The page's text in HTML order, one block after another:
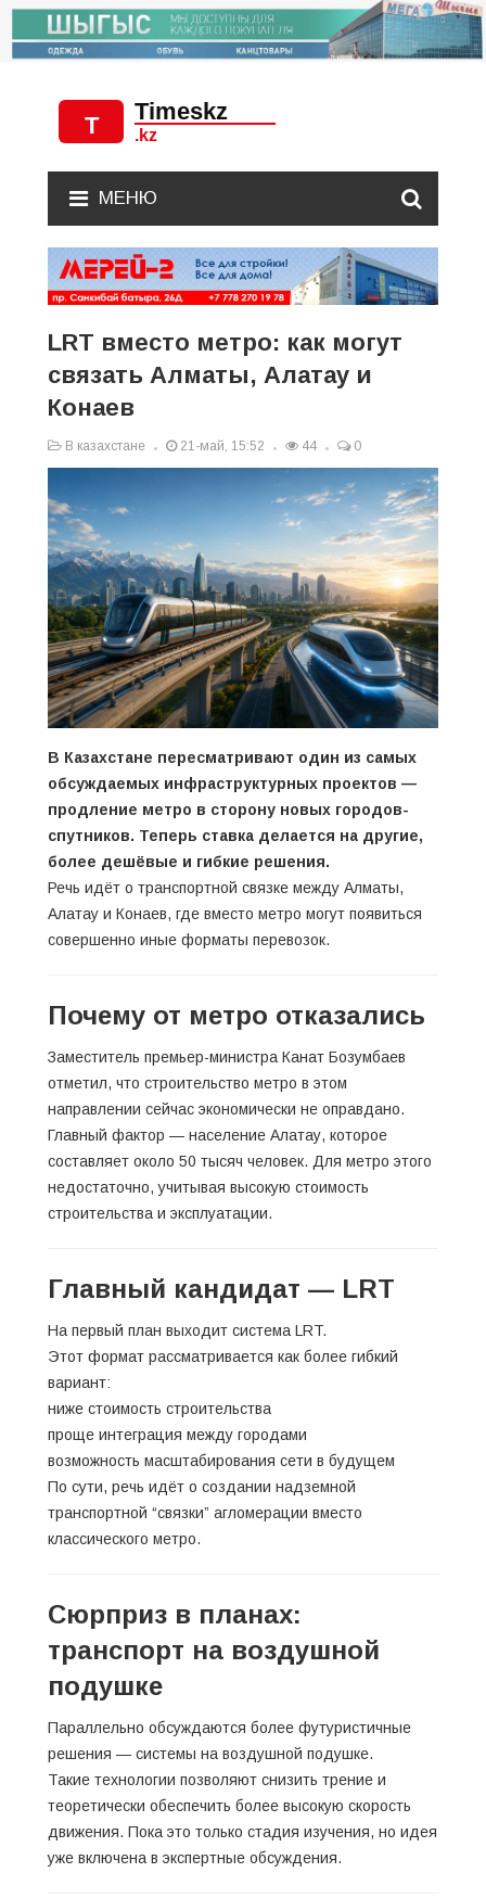
МЕНЮ
LRT вместо метро: как могут
связать Алматы, Алатау и
Конаев
В казахстане 21-май, 15:52 44 0
В Казахстане пересматривают один из самых
обсуждаемых инфраструктурных проектов —
продление метро в сторону новых городов-
спутников. Теперь ставка делается на другие,
более дешёвые и гибкие решения.
Речь идёт о транспортной связке между Алматы,
Алатау и Конаев, где вместо метро могут появиться
совершенно иные форматы перевозок.
Почему от метро отказались
Заместитель премьер-министра Канат Бозумбаев
отметил, что строительство метро в этом
направлении сейчас экономически не оправдано.
Главный фактор — население Алатау, которое
составляет около 50 тысяч человек. Для метро этого
недостаточно, учитывая высокую стоимость
строительства и эксплуатации.
Главный кандидат — LRT
На первый план выходит система LRT.
Этот формат рассматривается как более гибкий
вариант:
ниже стоимость строительства
проще интеграция между городами
возможность масштабирования сети в будущем
По сути, речь идёт о создании надземной
транспортной “связки” агломерации вместо
классического метро.
Сюрприз в планах:
транспорт на воздушной
подушке
Параллельно обсуждаются более футуристичные
решения — системы на воздушной подушке.
Такие технологии позволяют снизить трение и
теоретически обеспечить более высокую скорость
движения. Пока это только стадия изучения, но идея
уже включена в экспертные обсуждения.